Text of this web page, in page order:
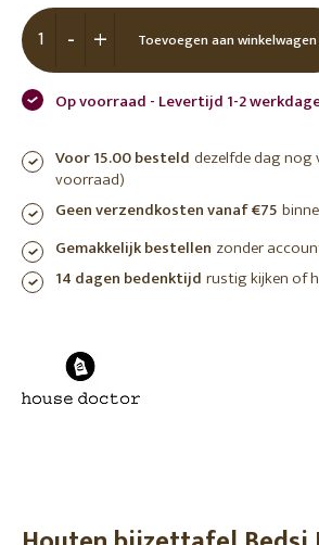
+
- Toevoegen aan winkelwagen
Op voorraad - Levertijd 1-2
Voor 15.00 besteld dezelfde dag nog
voorraad)
Geen verzendkosten vanaf €75
Gemakkelijk bestellen zonder
14 dagen bedenktijd rustig kijken of